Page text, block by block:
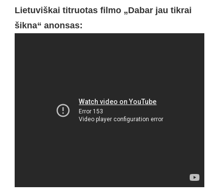
Lietuviškai titruotas filmo „Dabar jau tikrai
šikna“ anonsas: